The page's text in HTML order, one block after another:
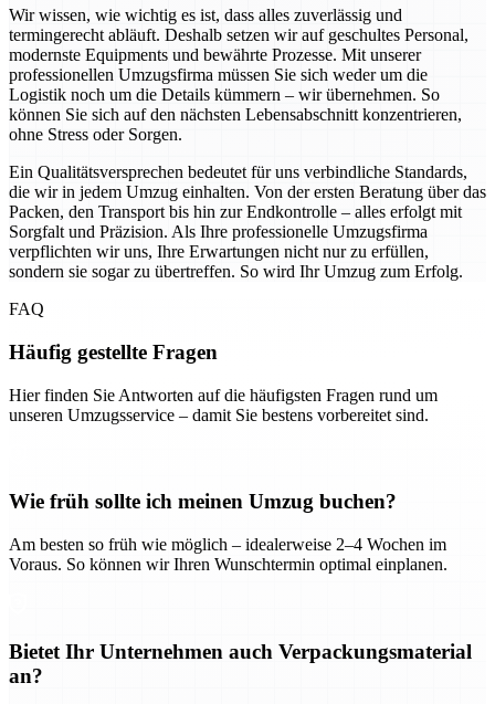
Wir wissen, wie wichtig es ist, dass alles zuverlässig und
termingerecht abläuft. Deshalb setzen wir auf geschultes Personal,
modernste Equipments und bewährte Prozesse. Mit unserer
professionellen Umzugsfirma müssen Sie sich weder um die
Logistik noch um die Details kümmern – wir übernehmen. So
können Sie sich auf den nächsten Lebensabschnitt konzentrieren,
ohne Stress oder Sorgen.
Ein Qualitätsversprechen bedeutet für uns verbindliche Standards,
die wir in jedem Umzug einhalten. Von der ersten Beratung über das
Packen, den Transport bis hin zur Endkontrolle – alles erfolgt mit
Sorgfalt und Präzision. Als Ihre professionelle Umzugsfirma
verpflichten wir uns, Ihre Erwartungen nicht nur zu erfüllen,
sondern sie sogar zu übertreffen. So wird Ihr Umzug zum Erfolg.
FAQ
Häufig gestellte Fragen
Hier finden Sie Antworten auf die häufigsten Fragen rund um
unseren Umzugsservice – damit Sie bestens vorbereitet sind.
Wie früh sollte ich meinen Umzug buchen?
Am besten so früh wie möglich – idealerweise 2–4 Wochen im
Voraus. So können wir Ihren Wunschtermin optimal einplanen.
Bietet Ihr Unternehmen auch Verpackungsmaterial
an?